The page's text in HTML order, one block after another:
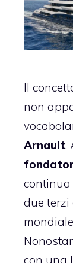
Il
non
Arnault.
continua
due terzi
con una